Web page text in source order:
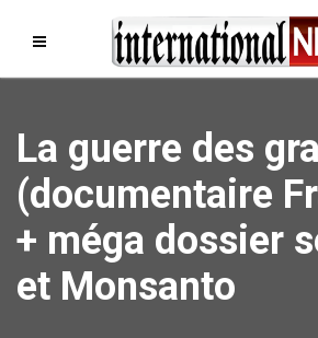
La guerre des
(documentaire
+ méga dossier
et Monsanto